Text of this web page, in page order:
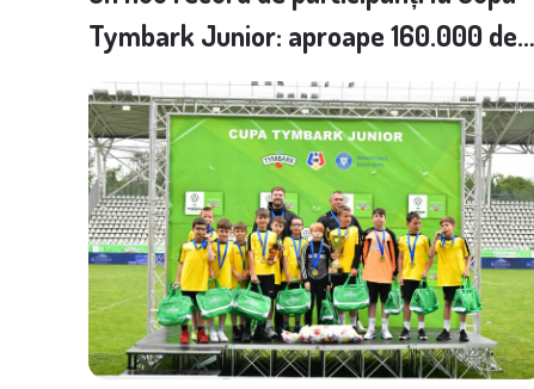
Tymbark Junior: aproape 160.000 de
copii înscriși